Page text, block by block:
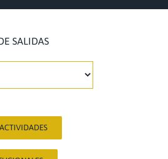
SALIDAS